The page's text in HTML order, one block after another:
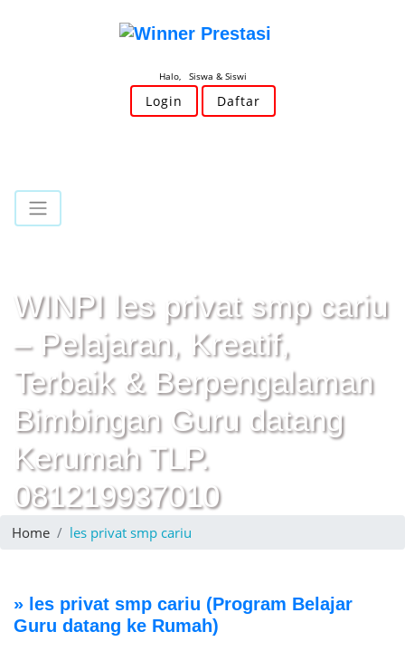
Halo, Siswa & Siswi
Login Daftar
WINPI les privat smp cariu
– Pelajaran, Kreatif,
Terbaik & Berpengalaman
Bimbingan Guru datang
Kerumah TLP.
081219937010
Home les privat smp cariu
» les privat smp cariu (Program Belajar
Guru datang ke Rumah)